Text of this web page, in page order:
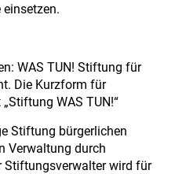
WAS TUN! Stiftung für
Die Kurzform für
WAS TUN!“
Stiftung bürgerlichen
Verwaltung durch
wird für